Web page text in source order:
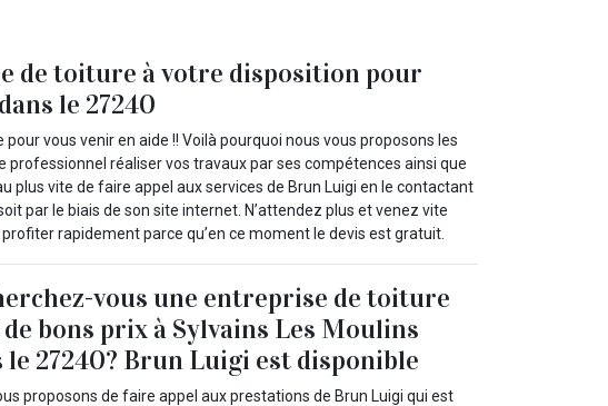
de toiture à votre disposition pour
le 27240
vous venir en aide !! Voilà pourquoi nous vous proposons les
professionnel réaliser vos travaux par ses compétences ainsi que
plus vite de faire appel aux services de Brun Luigi en le contactant
par le biais de son site internet. N’attendez plus et venez vite
rapidement parce qu’en ce moment le devis est gratuit.
vous une entreprise de toiture
de bons prix à Sylvains Les Moulins
le 27240? Brun Luigi est disponible
proposons de faire appel aux prestations de Brun Luigi qui est